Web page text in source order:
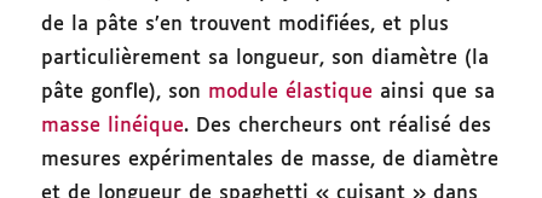
de la pâte s’en trouvent modifiées, et plus
particulièrement sa longueur, son diamètre (la
pâte gonfle), son module élastique ainsi que sa
masse linéique. Des chercheurs ont réalisé des
mesures expérimentales de masse, de diamètre
et de longueur de spaghetti « cuisant » dans